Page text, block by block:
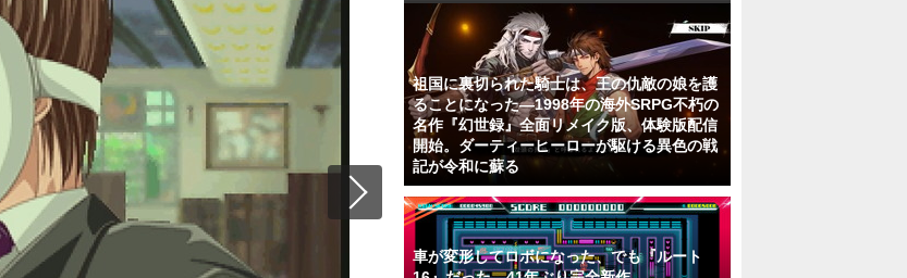
祖国に裏切られた騎士は、王の仇敵の娘を護
ることになった―1998年の海外SRPG不朽の
名作『幻世録』全面リメイク版、体験版配信
開始。ダーティーヒーローが駆ける異色の戦
記が令和に蘇る
車が変形してロボになった、でも『ルート